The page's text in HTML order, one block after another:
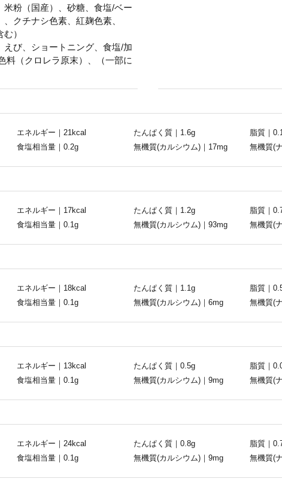
米粉（国産）、砂糖、食塩/ベー
クチナシ色素、紅麹色素、
）
えび、ショートニング、食塩/加
料（クロレラ原末）、（一部に
エネルギー｜21kcal たんぱく質｜1.6g 脂質｜
食塩相当量｜0.2g
無機質(カルシウム)｜17mg 無機質(
エネルギー｜17kcal たんぱく質｜1.2g 脂質｜
食塩相当量｜0.1g
無機質(カルシウム)｜93mg 無機質(
エネルギー｜18kcal たんぱく質｜1.1g 脂質｜
食塩相当量｜0.1g
無機質(カルシウム)｜6mg 無機質(
エネルギー｜13kcal たんぱく質｜0.5g 脂質｜
食塩相当量｜0.1g
無機質(カルシウム)｜9mg 無機質(
エネルギー｜24kcal たんぱく質｜0.8g 脂質｜
食塩相当量｜0.1g
無機質(カルシウム)｜9mg 無機質(